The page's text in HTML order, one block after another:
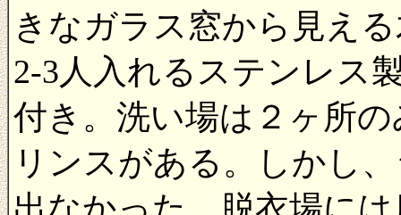
きなガラス窓から見え
2-3人入れるステンレス
付き。洗い場は２ヶ所
リンスがある。しかし